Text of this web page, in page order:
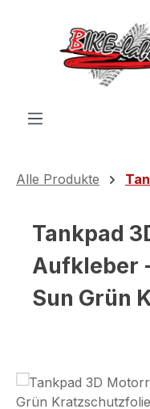
Zum Hauptinhalt
Alle Produkte
Tankpad
Aufkleber
Sun Grün
Bildergalerie